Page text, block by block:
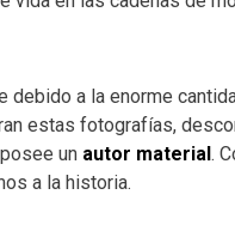
debido a la enorme
estas fotografías,
unautor material.
a la historia.